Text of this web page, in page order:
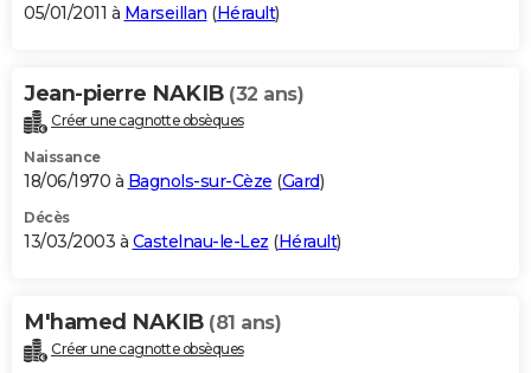
05/01/2011 à Marseillan (Hérault)
Jean-pierre NAKIB (32 ans)
Créer une cagnotte obsèques
Naissance
18/06/1970 à Bagnols-sur-Cèze (Gard)
Décès
13/03/2003 à Castelnau-le-Lez (Hérault)
M'hamed NAKIB (81 ans)
Créer une cagnotte obsèques